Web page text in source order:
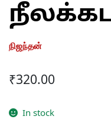
நிஜந்தன்
₹320.00
In stock